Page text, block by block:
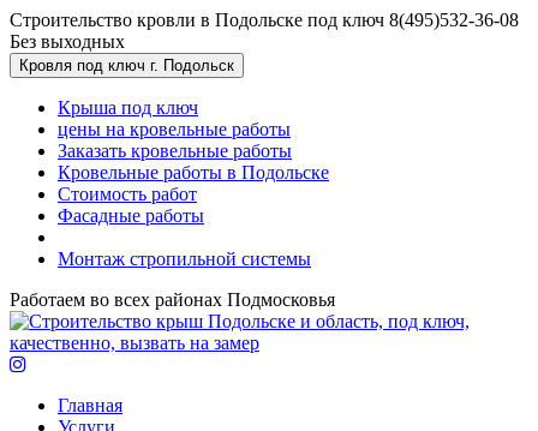
Перейти к основному содержанию
Строительство кровли в Подольске под ключ 8(495)532-36-08
Без выходных
Кровля под ключ г. Подольск
Крыша под ключ
цены на кровельные работы
Заказать кровельные работы
Кровельные работы в Подольске
Стоимость работ
Фасадные работы
Монтаж стропильной системы
Работаем во всех районах Подмосковья
Главная
Услуги